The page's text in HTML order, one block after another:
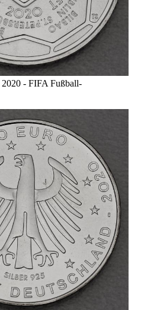
- FIFA Fußball-